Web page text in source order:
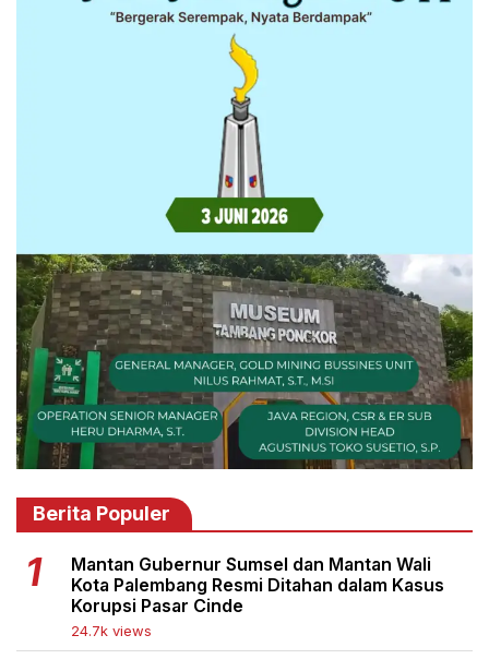
Berita Populer
Mantan Gubernur Sumsel dan Mantan Wali
Kota Palembang Resmi Ditahan dalam Kasus
Korupsi Pasar Cinde
24.7k views